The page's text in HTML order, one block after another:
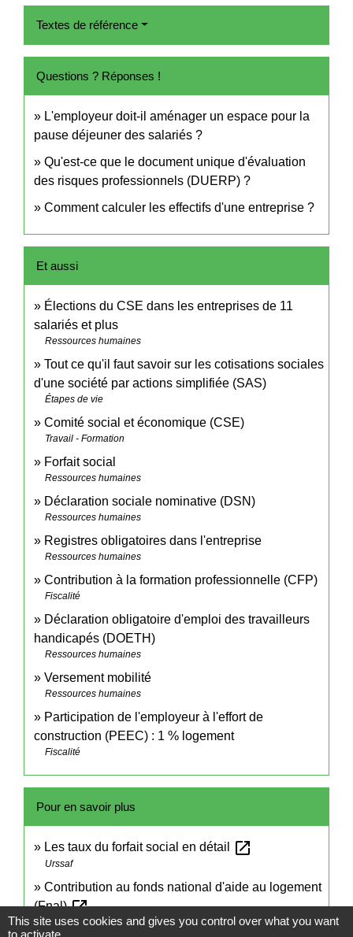
Textes de référence
Questions ? Réponses !
L'employeur doit-il aménager un espace pour la
pause déjeuner des salariés ?
Qu'est-ce que le document unique d'évaluation
des risques professionnels (DUERP) ?
Comment calculer les effectifs d'une entreprise ?
Et aussi
Élections du CSE dans les entreprises de 11
salariés et plus
Ressources humaines
Tout ce qu'il faut savoir sur les cotisations sociales
d'une société par actions simplifiée (SAS)
Étapes de vie
Comité social et économique (CSE)
Travail - Formation
Forfait social
Ressources humaines
Déclaration sociale nominative (DSN)
Ressources humaines
Registres obligatoires dans l'entreprise
Ressources humaines
Contribution à la formation professionnelle (CFP)
Fiscalité
Déclaration obligatoire d'emploi des travailleurs
handicapés (DOETH)
Ressources humaines
Versement mobilité
Ressources humaines
Participation de l'employeur à l'effort de
construction (PEEC) : 1 % logement
Fiscalité
Pour en savoir plus
Les taux du forfait social en détail open_in_new
Urssaf
Contribution au fonds national d'aide au logement
(Fnal)open_in_new
Urssaf
This site uses cookies and gives you control over what you want
to activate